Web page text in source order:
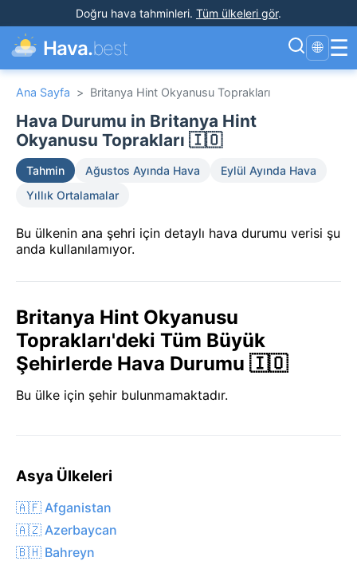
Doğru hava tahminleri. Tüm ülkeleri gör.
Hava.best 🌐 ☰
Ana Sayfa > Britanya Hint Okyanusu Toprakları
Hava Durumu in Britanya Hint
Okyanusu Toprakları 🇮🇴
Tahmin Ağustos Ayında Hava
Eylül Ayında Hava
Yıllık Ortalamalar
Bu ülkenin ana şehri için detaylı hava durumu verisi şu
anda kullanılamıyor.
Britanya Hint Okyanusu
Toprakları'deki Tüm Büyük
Şehirlerde Hava Durumu 🇮🇴
Bu ülke için şehir bulunmamaktadır.
Asya Ülkeleri
🇦🇫 Afganistan
🇦🇿 Azerbaycan
🇧🇭 Bahreyn